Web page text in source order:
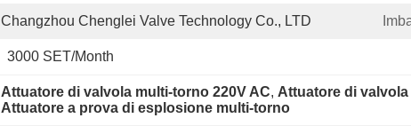
Changzhou Chenglei Valve Technology Co., LTD
3000 SET/Month
Attuatore di valvola multi-torno 220V AC, Attuatore di
Attuatore a prova di esplosione multi-torno